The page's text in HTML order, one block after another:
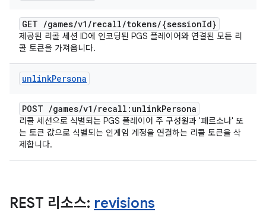
GET /games/v1 /recall/tokens/{sessionId}
제공된 리콜 세션 ID에 인코딩된 PGS 플레이어와 연결된 모든 리
콜 토큰을 가져옵니다.
unlinkPersona
POST /games/v1 /recall:unlinkPersona
리콜 세션으로 식별되는 PGS 플레이어 주 구성원과 '페르소나' 또
는 토큰 값으로 식별되는 인게임 계정을 연결하는 리콜 토큰을 삭
제합니다.
REST 리소스: revisions